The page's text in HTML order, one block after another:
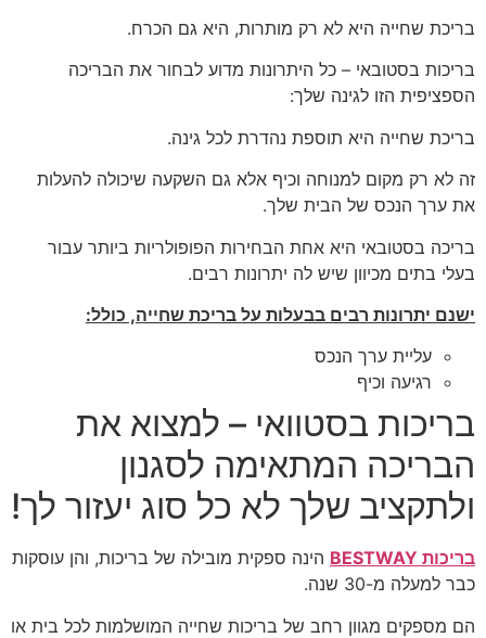
בריכת שחייה היא לא רק מותרות, היא גם הכרח.
בריכות בסטובאי – כל היתרונות מדוע לבחור את הבריכה
הספציפית הזו לגינה שלך:
בריכת שחייה היא תוספת נהדרת לכל גינה.
זה לא רק מקום למנוחה וכיף אלא גם השקעה שיכולה להעלות
את ערך הנכס של הבית שלך.
בריכה בסטובאי היא אחת הבחירות הפופולריות ביותר עבור
בעלי בתים מכיוון שיש לה יתרונות רבים.
ישנם יתרונות רבים בבעלות על בריכת שחייה, כולל:
עליית ערך הנכס
רגיעה וכיף
בריכות בסטוואי – למצוא את
הבריכה המתאימה לסגנון
ולתקציב שלך לא כל סוג יעזור לך!
בריכות BESTWAY
הינה ספקית מובילה של בריכות, והן עוסקות
כבר למעלה מ-30 שנה.
הם מספקים מגוון רחב של בריכות שחייה המושלמות לכל בית או